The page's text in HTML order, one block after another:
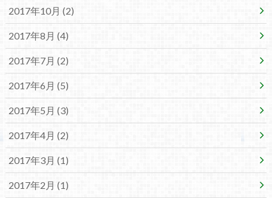
2017年10月 (2)
2017年8月 (4)
2017年7月 (2)
2017年6月 (5)
2017年5月 (3)
2017年4月 (2)
2017年3月 (1)
2017年2月 (1)